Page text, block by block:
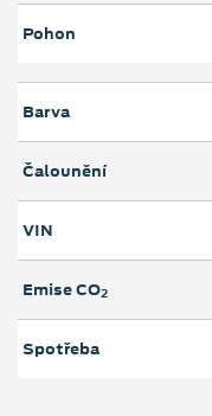
Pohon
Barva
Čalounění
VIN
Emise CO2
Spotřeba